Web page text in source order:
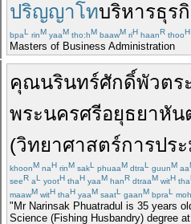
ปริญญาโทบริหารธุร
bpaL rinM yaaM tho:hM baawM riH haanR thooH
Masters of Business Administration
คุณนรินทร์ศักดิ์พัวตร
พระนครศรีอยุธยาหัน
(วิทยาศาสตร์การปร
khoonM naH rinM sakL phuaaM dtraL guunM aa
seeR aL yootH thaH yaaM hanR dtraaM witH tha
maawM witH thaH yaaM saatL gaanM bpraL
"Mr Narinsak Phuatradul is 35 years
Science (Fishing Husbandry) degree